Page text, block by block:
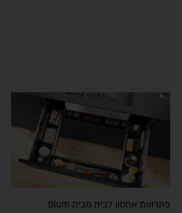
פתרונות אחסון לבית מבית Blum